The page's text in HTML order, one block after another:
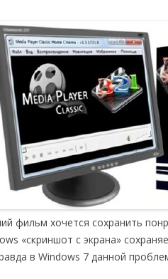
фильм хочется сохранить
«скриншот с экрана»
в Windows 7 данной